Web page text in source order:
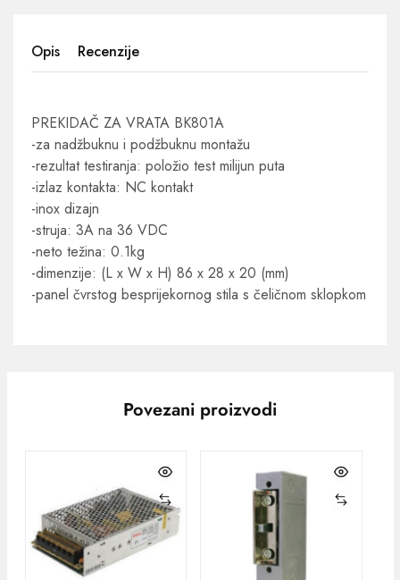
Opis Recenzije
PREKIDAČ ZA VRATA BK801A
-za nadžbuknu i podžbuknu montažu
-rezultat testiranja: položio test milijun puta
-izlaz kontakta: NC kontakt
-inox dizajn
-struja: 3A na 36 VDC
-neto težina: 0.1kg
-dimenzije: (L x W x H) 86 x 28 x 20 (mm)
-panel čvrstog besprijekornog stila s čeličnom sklopkom
Povezani proizvodi